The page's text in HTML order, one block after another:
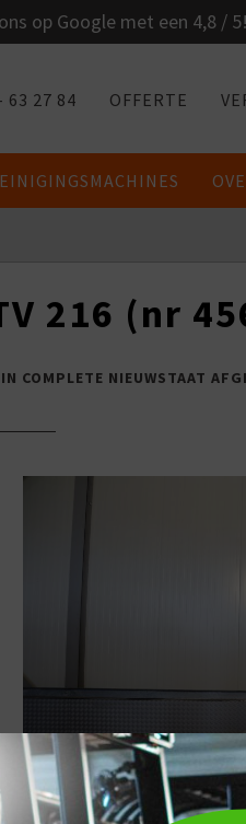
op Google met een 4,8 /
63 27 84 OFFERTE
216 (nr
COMPLETE NIEUWSTAAT